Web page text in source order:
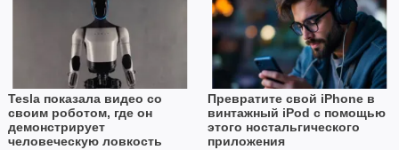
Tesla показала видео со
своим роботом, где он
демонстрирует
человеческую ловкость
Превратите свой iPhone в
винтажный iPod с помощью
этого ностальгического
приложения